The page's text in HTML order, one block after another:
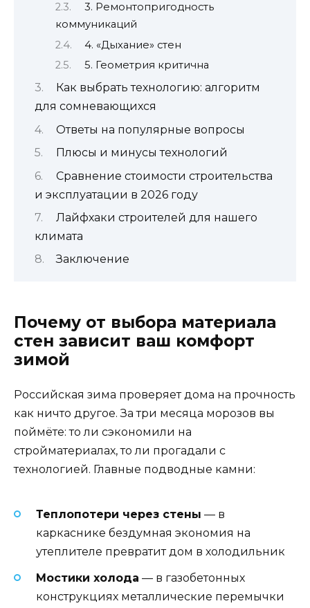
3. Ремонтопригодность
коммуникаций
4. «Дыхание» стен
5. Геометрия критична
Как выбрать технологию: алгоритм
для сомневающихся
Ответы на популярные вопросы
Плюсы и минусы технологий
Сравнение стоимости строительства
и эксплуатации в 2026 году
Лайфхаки строителей для нашего
климата
Заключение
Почему от выбора материала
стен зависит ваш комфорт
зимой
Российская зима проверяет дома на прочность
как ничто другое. За три месяца морозов вы
поймёте: то ли сэкономили на
стройматериалах, то ли прогадали с
технологией. Главные подводные камни:
Теплопотери через стены — в
каркаснике бездумная экономия на
утеплителе превратит дом в холодильник
Мостики холода — в газобетонных
конструкциях металлические перемычки